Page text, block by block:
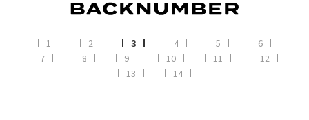
1 2 3 4 5
6
7
8 9 10 11
12
13
14